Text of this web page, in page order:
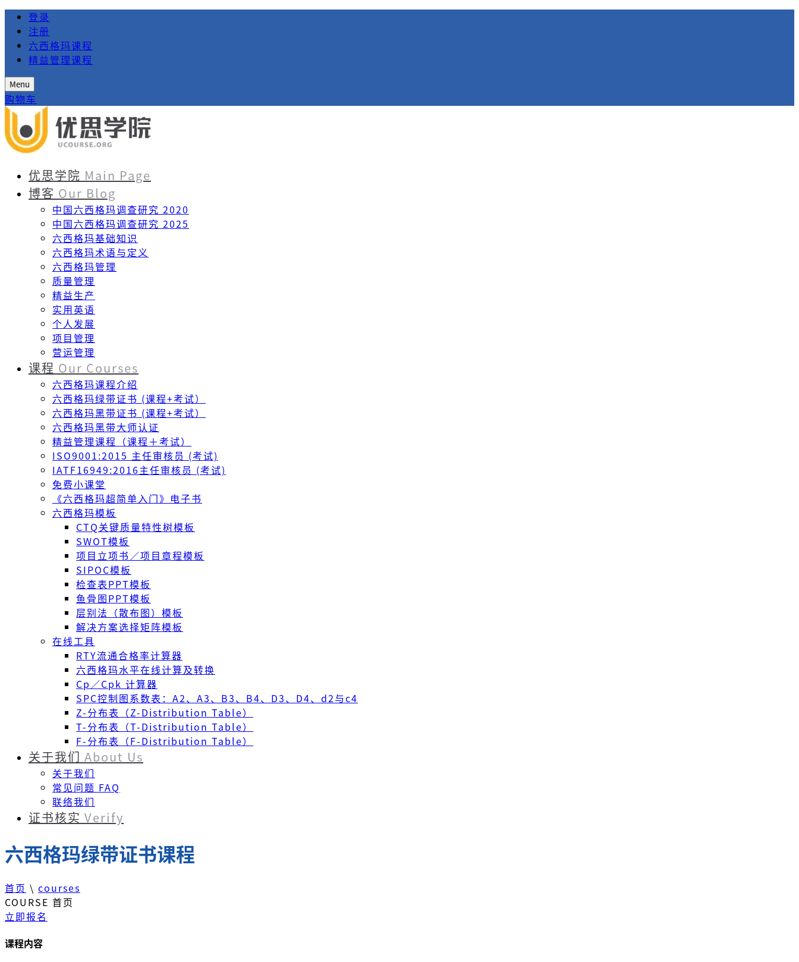
登录
注册
六西格玛课程
精益管理课程
Menu
购物车
优思学院 Main Page
博客 Our Blog
中国六西格玛调查研究 2020
中国六西格玛调查研究 2025
六西格玛基础知识
六西格玛术语与定义
六西格玛管理
质量管理
精益生产
实用英语
个人发展
项目管理
营运管理
课程 Our Courses
六西格玛课程介绍
六西格玛绿带证书 (课程+考试）
六西格玛黑带证书 (课程+考试）
六西格玛黑带大师认证
精益管理课程（课程＋考试）
ISO9001:2015 主任审核员 (考试)
IATF16949:2016主任审核员 (考试)
免费小课堂
《六西格玛超简单入门》电子书
六西格玛模板
CTQ关键质量特性树模板
SWOT模板
项目立项书／项目章程模板
SIPOC模板
检查表PPT模板
鱼骨图PPT模板
层别法（散布图）模板
解决方案选择矩阵模板
在线工具
RTY流通合格率计算器
六西格玛水平在线计算及转换
Cp／Cpk 计算器
SPC控制图系数表：A2、A3、B3、B4、D3、D4、d2与c4
Z-分布表（Z-Distribution Table）
T-分布表（T-Distribution Table）
F-分布表（F-Distribution Table）
关于我们 About Us
关于我们
常见问题 FAQ
联络我们
证书核实 Verify
六西格玛绿带证书课程
首页 \ courses
COURSE 首页
立即报名
课程内容